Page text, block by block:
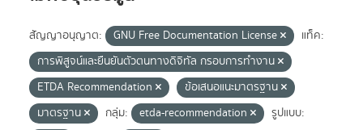
สัญญาอนุญาต: GNU Free Documentation License
แท็ค:
การพิสูจน์และยืนยันตัวตนทางดิจิทัล กรอบการทำงาน
ETDA Recommendation
ข้อเสนอแนะมาตรฐาน
มาตรฐาน
กลุ่ม: etda-recommendation
รูปแบบ: